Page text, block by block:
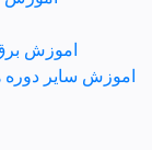
اموزش
اموزش سایر دوره